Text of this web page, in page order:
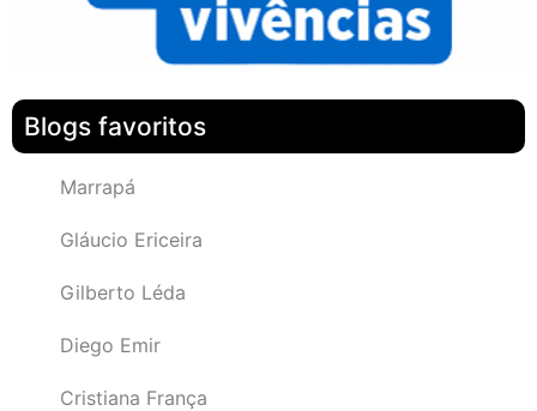
Blogs favoritos
Marrapá
Gláucio Ericeira
Gilberto Léda
Diego Emir
Cristiana França